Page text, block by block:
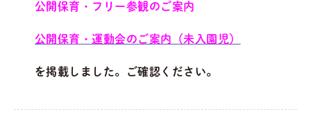
公開保育・フリー参観のご案内
公開保育・運動会のご案内（未入園児）
を掲載しました。ご確認ください。